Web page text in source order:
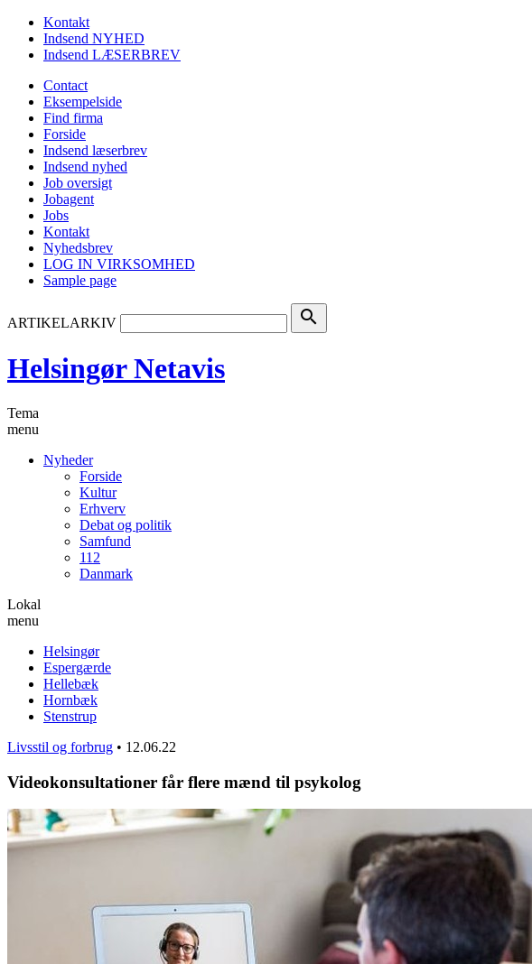
Kontakt
Indsend NYHED
Indsend LÆSERBREV
Contact
Eksempelside
Find firma
Forside
Indsend læserbrev
Indsend nyhed
Job oversigt
Jobagent
Jobs
Kontakt
Nyhedsbrev
LOG IN VIRKSOMHED
Sample page
ARTIKELARKIV search
Helsingør Netavis
Tema
menu
Nyheder
Forside
Kultur
Erhverv
Debat og politik
Samfund
112
Danmark
Lokal
menu
Helsingør
Espergærde
Hellebæk
Hornbæk
Stenstrup
Livsstil og forbrug • 12.06.22
Videokonsultationer får flere mænd til psykolog